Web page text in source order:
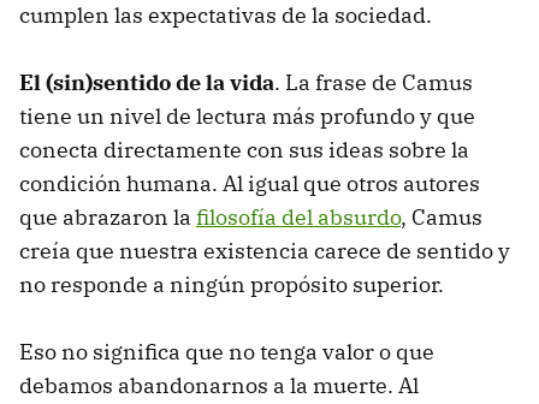
cumplen las expectativas de la sociedad.
El (sin)sentido de la vida. La frase de Camus
tiene un nivel de lectura más profundo y que
conecta directamente con sus ideas sobre la
condición humana. Al igual que otros autores
que abrazaron la filosofía del absurdo, Camus
creía que nuestra existencia carece de sentido y
no responde a ningún propósito superior.
Eso no significa que no tenga valor o que
debamos abandonarnos a la muerte. Al